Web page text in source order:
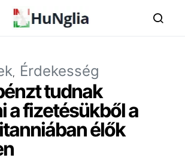
Érdekesség
tudnak
a fizetésükből a
élők